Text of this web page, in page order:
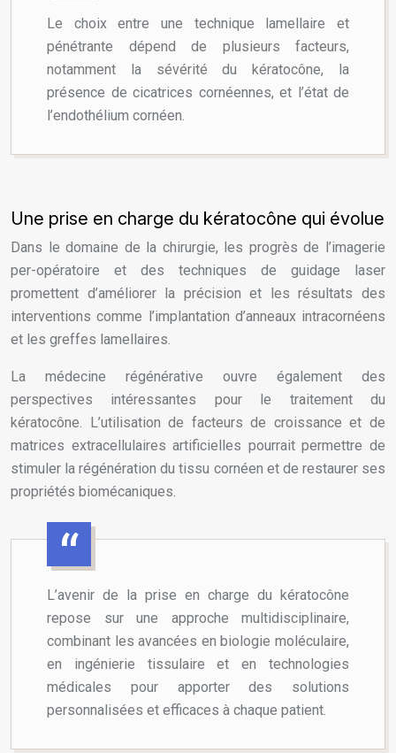
Le choix entre une technique lamellaire et
pénétrante dépend de plusieurs facteurs,
notamment la sévérité du kératocône, la
présence de cicatrices cornéennes, et l’état de
l’endothélium cornéen.
Une prise en charge du kératocône qui évolue
Dans le domaine de la chirurgie, les progrès de l’imagerie
per-opératoire et des techniques de guidage laser
promettent d’améliorer la précision et les résultats des
interventions comme l’implantation d’anneaux intracornéens
et les greffes lamellaires.
La médecine régénérative ouvre également des
perspectives intéressantes pour le traitement du
kératocône. L’utilisation de facteurs de croissance et de
matrices extracellulaires artificielles pourrait permettre de
stimuler la régénération du tissu cornéen et de restaurer ses
propriétés biomécaniques.
L’avenir de la prise en charge du kératocône
repose sur une approche multidisciplinaire,
combinant les avancées en biologie moléculaire,
en ingénierie tissulaire et en technologies
médicales pour apporter des solutions
personnalisées et efficaces à chaque patient.